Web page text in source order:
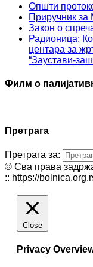
Општи
Приручник
Закон о
Радионица:
центара за
“Заустави-
Филм о
Претрага
Претрага за:
© Сва права
:: https://
Close
Privacy